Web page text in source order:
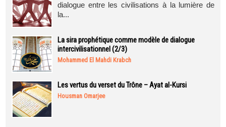
dialogue entre les civilisations à la lumière de
la...
La sira prophétique comme modèle de dialogue
intercivilisationnel (2/3)
Mohammed El Mahdi Krabch
Les vertus du verset du Trône – Ayat al-Kursi
Housman Omarjee